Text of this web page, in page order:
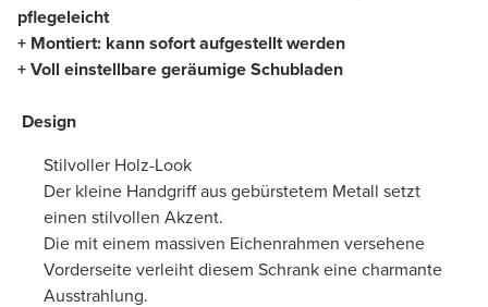
pflegeleicht
+ Montiert: kann sofort aufgestellt werden
+ Voll einstellbare geräumige Schubladen
Design
Stilvoller Holz-Look
Der kleine Handgriff aus gebürstetem Metall setzt
einen stilvollen Akzent.
Die mit einem massiven Eichenrahmen versehene
Vorderseite verleiht diesem Schrank eine charmante
Ausstrahlung.